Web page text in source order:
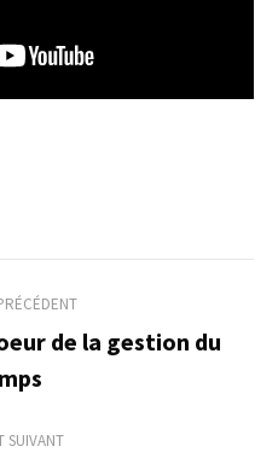
Onglet
précédent
de la gestion du
SUIVANT